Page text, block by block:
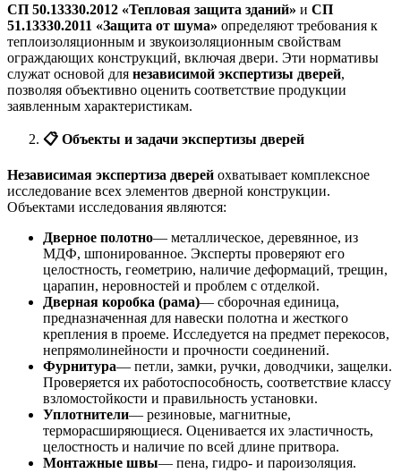
СП 50.13330.2012 «Тепловая защита зданий» и СП
51.13330.2011 «Защита от шума» определяют требования к
теплоизоляционным и звукоизоляционным свойствам
ограждающих конструкций, включая двери. Эти нормативы
служат основой для независимой экспертизы дверей,
позволяя объективно оценить соответствие продукции
заявленным характеристикам.
📋 Объекты и задачи экспертизы дверей
Независимая экспертиза дверей охватывает комплексное
исследование всех элементов дверной конструкции.
Объектами исследования являются:
Дверное полотно— металлическое, деревянное, из
МДФ, шпонированное. Эксперты проверяют его
целостность, геометрию, наличие деформаций, трещин,
царапин, неровностей и проблем с отделкой.
Дверная коробка (рама)— сборочная единица,
предназначенная для навески полотна и жесткого
крепления в проеме. Исследуется на предмет перекосов,
непрямолинейности и прочности соединений.
Фурнитура— петли, замки, ручки, доводчики, защелки.
Проверяется их работоспособность, соответствие классу
взломостойкости и правильность установки.
Уплотнители— резиновые, магнитные,
терморасширяющиеся. Оценивается их эластичность,
целостность и наличие по всей длине притвора.
Монтажные швы— пена, гидро- и пароизоляция.